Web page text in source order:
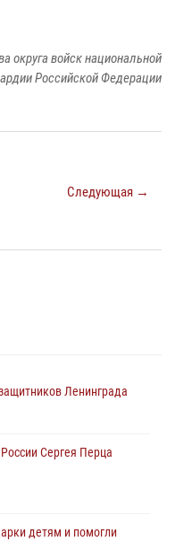
округа войск национальной
Российской Федерации
Следующая →
Ленинграда
Сергея Перца
детям и помогли